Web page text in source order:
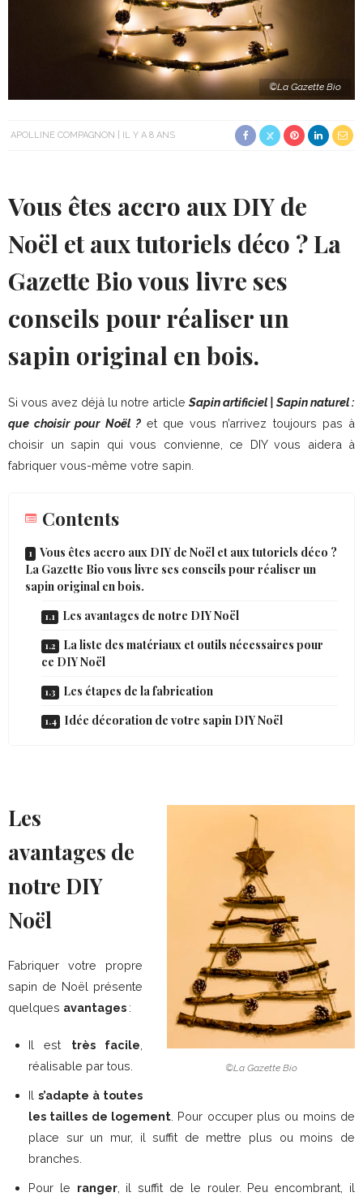
©La Gazette Bio
APOLLINE COMPAGNON IL Y A 8 ANS
Vous êtes accro aux DIY de
Noël et aux tutoriels déco ? La
Gazette Bio vous livre ses
conseils pour réaliser un
sapin original en bois.
Si vous avez déjà lu notre article Sapin artificiel | Sapin naturel :
que choisir pour Noël ?et que vous n’arrivez toujours pas à
choisir un sapin qui vous convienne, ce DIY vous aidera à
fabriquer vous-même votre sapin.
Contents
Vous êtes accro aux DIY de Noël et aux tutoriels déco ?
La Gazette Bio vous livre ses conseils pour réaliser un
sapin original en bois.
Les avantages de notre DIY Noël
La liste des matériaux et outils nécessaires pour
ce DIY Noël
Les étapes de la fabrication
Idée décoration de votre sapin DIY Noël
©La Gazette Bio
Les
avantages de
notre DIY
Noël
Fabriquer votre propre
sapin de Noël présente
quelques avantages :
Il est très facile
réalisable par tous.
Il s’adapte à toutes
les tailles de logement . Pour occuper plus ou moins de
place sur un mur, il suffit de mettre plus ou moins de
branches.
Pour le ranger, il suffit de le rouler. Peu encombrant, il